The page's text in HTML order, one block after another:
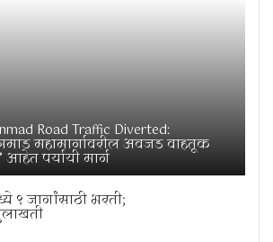
Road Traffic Diverted:
महामार्गावरील अवजड वाहतूक
पर्यायी मार्ग
९ जागांसाठी भरती;